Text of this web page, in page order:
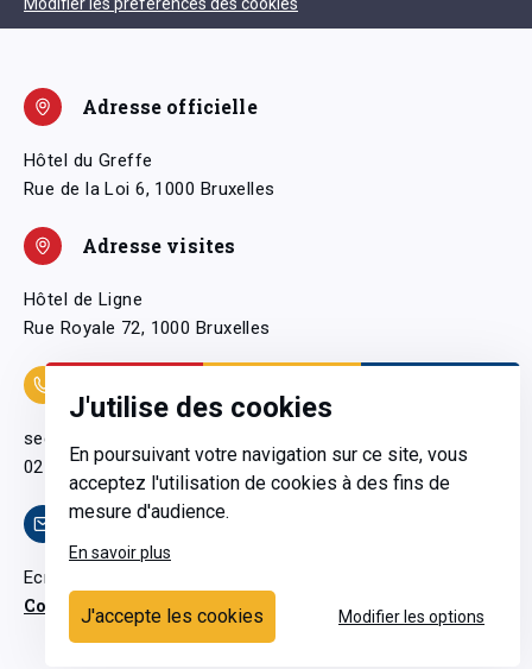
J'utilise des cookies
En poursuivant votre navigation sur ce site, vous
acceptez l'utilisation de cookies à des fins de
mesure d'audience.
En savoir plus
J'accepte les cookies Modifier les options
Adresse officielle
Hôtel du Greffe
Rue de la Loi 6, 1000 Bruxelles
Adresse visites
Hôtel de Ligne
Rue Royale 72, 1000 Bruxelles
secretariatgeneral@pfwb.be
02 506 38 11
Contact
Ecrivez-nous
Contactez-nous